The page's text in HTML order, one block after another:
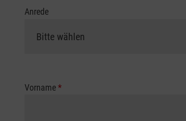
Anrede
Vorname*